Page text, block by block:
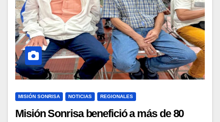
MISIÓN SONRISA NOTICIAS REGIONALES
Misión Sonrisa benefició a más de 80